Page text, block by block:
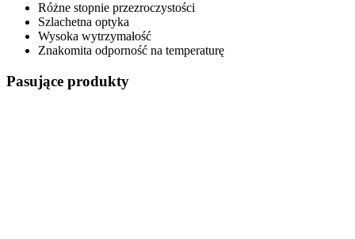
Różne stopnie przezroczystości
Szlachetna optyka
Wysoka wytrzymałość
Znakomita odporność na temperaturę
Pasujące produkty